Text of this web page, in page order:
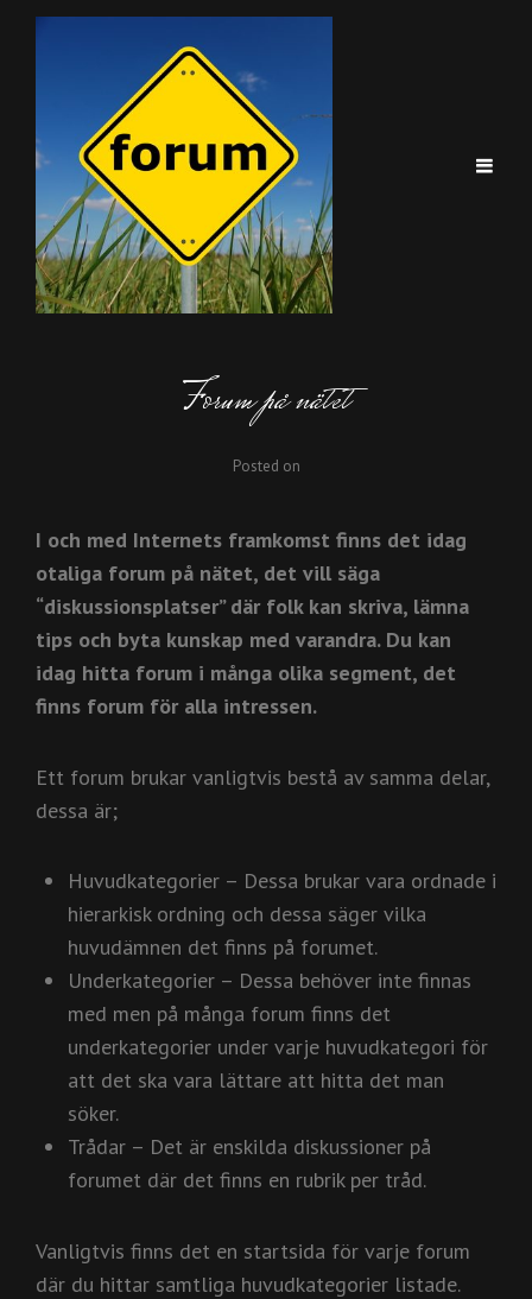
Forum på nätet
Posted on
I och med Internets framkomst finns det idag
otaliga forum på nätet, det vill säga
“diskussionsplatser” där folk kan skriva, lämna
tips och byta kunskap med varandra. Du kan
idag hitta forum i många olika segment, det
finns forum för alla intressen.
Ett forum brukar vanligtvis bestå av samma delar,
dessa är;
Huvudkategorier – Dessa brukar vara ordnade i
hierarkisk ordning och dessa säger vilka
huvudämnen det finns på forumet.
Underkategorier – Dessa behöver inte finnas
med men på många forum finns det
underkategorier under varje huvudkategori för
att det ska vara lättare att hitta det man
söker.
Trådar – Det är enskilda diskussioner på
forumet där det finns en rubrik per tråd.
Vanligtvis finns det en startsida för varje forum
där du hittar samtliga huvudkategorier listade.